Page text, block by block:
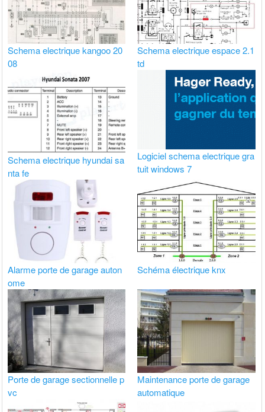
Schema electrique kangoo 20
08
Schema electrique espace 2.1
td
Schema electrique hyundai sa
nta fe
Logiciel schema electrique gra
tuit windows 7
Alarme porte de garage auton
ome
Schéma électrique knx
Porte de garage sectionnelle p
vc
Maintenance porte de garage
automatique